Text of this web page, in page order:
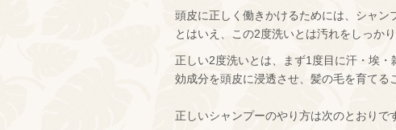
頭皮に正しく働きかけるためには、シャン
とはいえ、この2度洗いとは汚れをしっか
正しい2度洗いとは、まず1度目に汗・埃
効成分を頭皮に浸透させ、髪の毛を育てる
正しいシャンプーのやり方は次のとおりで